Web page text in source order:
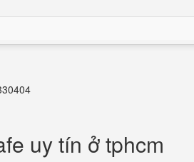
uy tín ở tphcm